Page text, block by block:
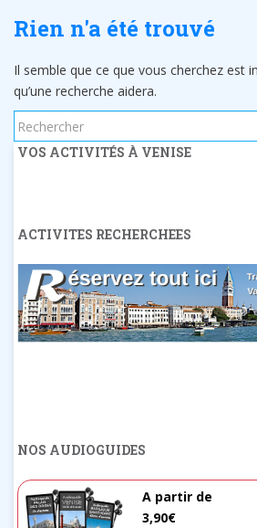
Rien n'a été trouvé
Il semble que ce que vous cherchez est
qu’une recherche aidera.
Rechercher...
VOS ACTIVITÉS À VENISE
ACTIVITES RECHERCHEES
NOS AUDIOGUIDES
A partir de
3,90€